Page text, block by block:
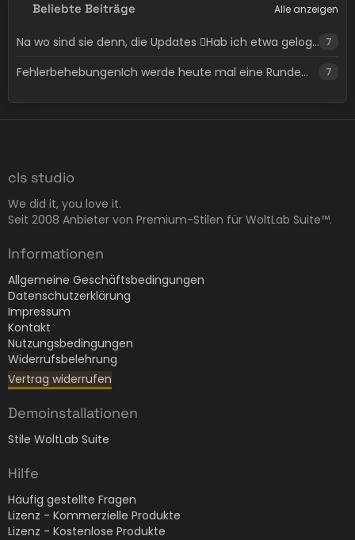
Beliebte Beiträge Alle anzeigen
Na wo sind sie denn, die Updates 🫪Hab ich etwa gelogen 😶‍🌫️… 7
FehlerbehebungenIch werde heute mal eine Runde… 7
cls studio
We did it, you love it.
Seit 2008 Anbieter von Premium-Stilen für WoltLab Suite™.
Informationen
Allgemeine Geschäftsbedingungen
Datenschutzerklärung
Impressum
Kontakt
Nutzungsbedingungen
Widerrufsbelehrung
Vertrag widerrufen
Demoinstallationen
Stile WoltLab Suite
Hilfe
Häufig gestellte Fragen
Lizenz - Kommerzielle Produkte
Lizenz - Kostenlose Produkte